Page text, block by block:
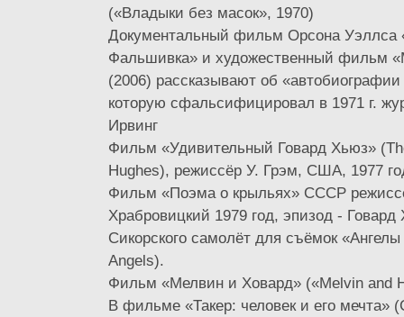
(«Владыки без масок», 1970)
Документальный фильм Орсона Уэллса
Фальшивка» и художественный фильм
(2006) рассказывают об
которую сфальсифицировал в 1971 г.
Ирвинг
Фильм «Удивительный Говард Хьюз»
Hughes), режиссёр У. Грэм, США, 1977
Фильм «Поэма о крыльях» СССР
Храбровицкий 1979 год, эпизод - Говард
Сикорского самолёт для съёмок
Angels).
Фильм «Мелвин и Ховард» («Melvin and
В фильме «Такер: человек и его мечта»